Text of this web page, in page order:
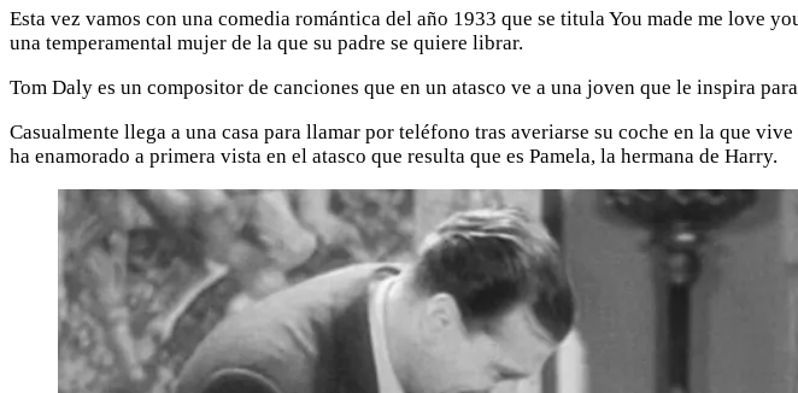
Esta vez vamos con una comedia romántica del año 1933 que se titula You made me love
una temperamental mujer de la que su padre se quiere librar.
Tom Daly es un compositor de canciones que en un atasco ve a una joven que le inspira
Casualmente llega a una casa para llamar por teléfono tras averiarse su coche en la que
ha enamorado a primera vista en el atasco que resulta que es Pamela, la hermana de Harry.